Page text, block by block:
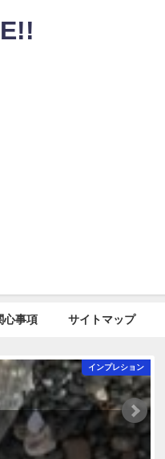
心事項 サイトマップ
インプレション